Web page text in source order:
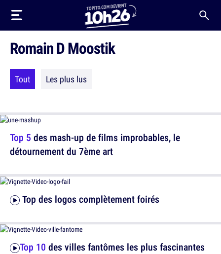
Romain D Moostik
Tout Les plus lus
Top 5 des mash-up de films improbables, le
détournement du 7ème art
Top des logos complètement foirés
Top 10 des villes fantômes les plus fascinantes